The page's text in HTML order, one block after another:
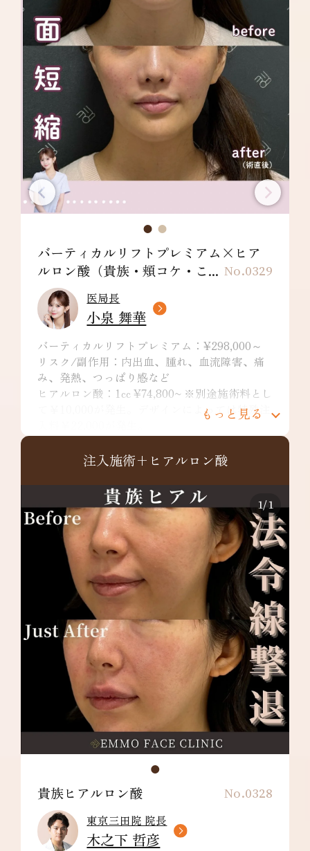
No.0329
バーティカルリフトプレミアム×ヒア
ルロン酸（貴族・頬コケ・こ...
医局長
小泉 舞華
バーティカルリフトプレミアム：¥298,000～
リスク/副作用：内出血、腫れ、血流障害、痛
み、発熱、つっぱり感など
ヒアルロン酸：1cc ¥74,800~ ※別途施術料とし
て￥10,000が発生。デザインによっては特殊注
リスク/副作用：痛み、浮腫み、内出血、発
赤、熱感、つっぱり感、色素沈着、腫れ、硬
す。
もっと見る
注入施術+ヒアルロン酸
1/1
No.0328
貴族ヒアルロン酸
東京三田院 院長
木之下 哲彦